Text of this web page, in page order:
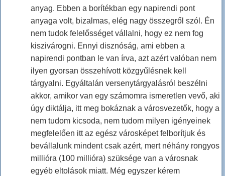
anyag. Ebben a borítékban egy napirendi pont
anyaga volt, bizalmas, elég nagy összegről szól. Én
nem tudok felelősséget vállalni, hogy ez nem fog
kiszivárogni. Ennyi disznóság, ami ebben a
napirendi pontban le van írva, azt azért valóban nem
ilyen gyorsan összehívott közgyűlésnek kell
tárgyalni. Egyáltalán versenytárgyalásról beszélni
akkor, amikor van egy számomra ismeretlen vevő, aki
úgy diktálja, itt meg bokáznak a városvezetők, hogy a
nem tudom kicsoda, nem tudom milyen igényeinek
megfelelően itt az egész városképet felborítjuk és
bevállalunk mindent csak azért, mert néhány rongyos
millióra (100 millióra) szüksége van a városnak
egyéb eltolások miatt. Még egyszer kérem